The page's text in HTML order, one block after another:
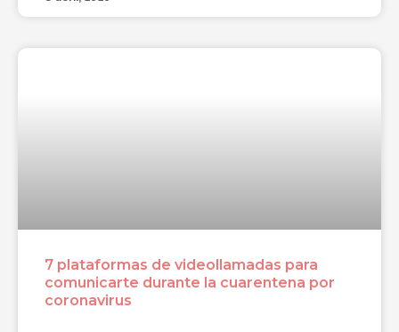
7 plataformas de videollamadas para
comunicarte durante la cuarentena por
coronavirus